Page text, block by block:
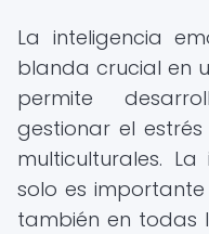
La inteligencia
blanda crucial en
permite
gestionar el
multiculturales.
solo es
también en todas